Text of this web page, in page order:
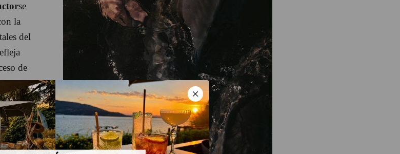
se
la
del
de
a
a
rica y